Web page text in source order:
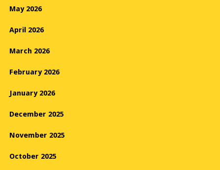
May 2026
April 2026
March 2026
February 2026
January 2026
December 2025
November 2025
October 2025